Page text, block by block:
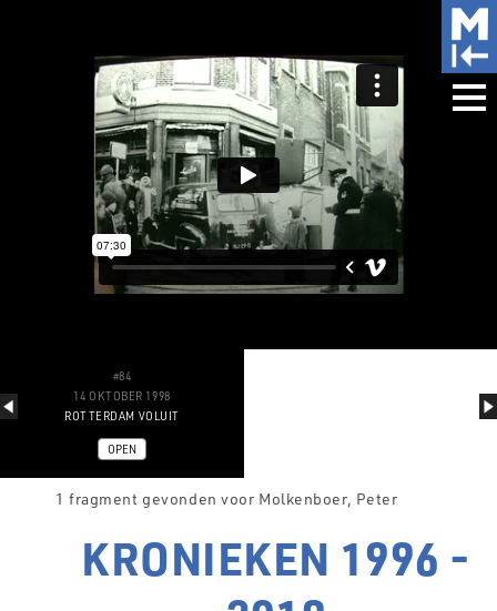
#84
14 OKTOBER 1998
ROTTERDAM VOLUIT
OPEN
1 fragment gevonden voor Molkenboer, Peter
KRONIEKEN 1996 -